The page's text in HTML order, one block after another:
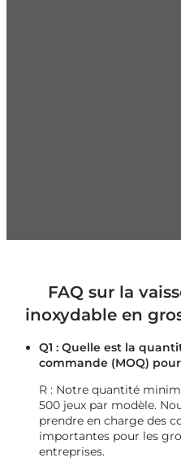
FAQ sur la
inoxydable en
Q1 : Quelle est la
commande (MOQ)
R : Notre quantité
500 jeux par modèle.
prendre en charge des
importantes pour les
entreprises.